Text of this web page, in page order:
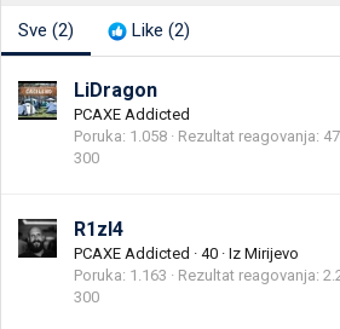
Sve (2) Like (2)
LiDragon
PCAXE Addicted
Poruka 1.058 Rezultat reagovanja
300
R1zl4
PCAXE Addicted · 40 · Iz Mirijevo
Poruka 1.163 Rezultat reagovanja
300